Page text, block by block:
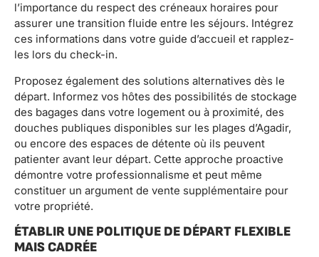
l’importance du respect des créneaux horaires pour
assurer une transition fluide entre les séjours. Intégrez
ces informations dans votre guide d’accueil et rapplez-
les lors du check-in.
Proposez également des solutions alternatives dès le
départ. Informez vos hôtes des possibilités de stockage
des bagages dans votre logement ou à proximité, des
douches publiques disponibles sur les plages d’Agadir,
ou encore des espaces de détente où ils peuvent
patienter avant leur départ. Cette approche proactive
démontre votre professionnalisme et peut même
constituer un argument de vente supplémentaire pour
votre propriété.
ÉTABLIR UNE POLITIQUE DE DÉPART FLEXIBLE
MAIS CADRÉE